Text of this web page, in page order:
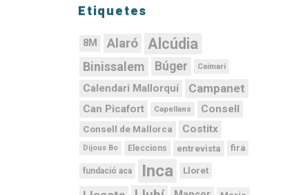
Etiquetes
8M Alaró Alcúdia
Binissalem Búger Caimari
Calendari Mallorquí Campanet
Can Picafort Capellans Consell
Consell de Mallorca Costitx
Dijous Bo Eleccions entrevista fira
fundació aca Inca Lloret